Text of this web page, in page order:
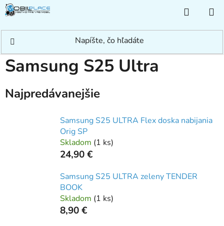
Prejsť
na
KOŠÍK
Samsung Samsung S
Samsung S25 Ultra
Najpredávanejšie
Samsung S25 ULTRA Flex doska nabijania
Orig SP
Skladom (1 ks)
24,90 €
Samsung S25 ULTRA zeleny TENDER
BOOK
Skladom (1 ks)
8,90 €